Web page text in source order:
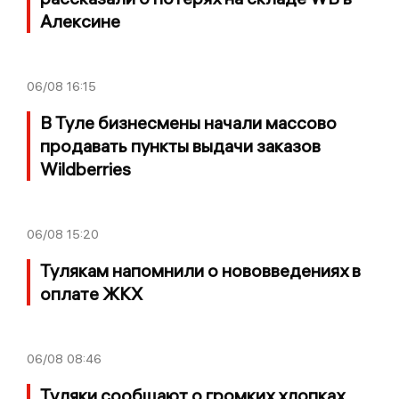
Алексине
06/08 16:15
В Туле бизнесмены начали массово
продавать пункты выдачи заказов
Wildberries
06/08 15:20
Тулякам напомнили о нововведениях в
оплате ЖКХ
06/08 08:46